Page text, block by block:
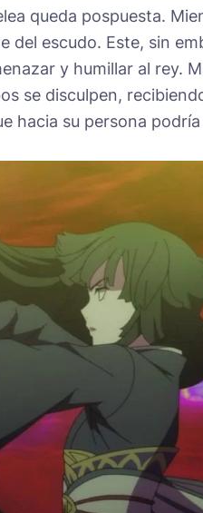
queda pospuesta.
del escudo. Este, sin
y humillar al rey.
se disculpen,
hacia su persona